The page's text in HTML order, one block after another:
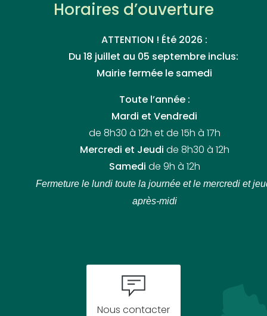
Horaires d’ouverture
ATTENTION ! Été 2026 :
Du 18 juillet au 05 septembre inclus:
Mairie fermée le samedi
Toute l’année :
Mardi et Vendredi
de 8h30 à 12h et de 15h à 17h
Mercredi et Jeudi de 8h30 à 12h
Samedi de 9h à 12h
Fermeture le lundi toute la journée et le mercredi et
après-midi
Nous contacter